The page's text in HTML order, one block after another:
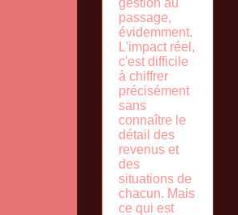
passage,
évidemment.
L'impact réel,
c'est difficile
à chiffrer
précisément
sans
connaître le
détail des
revenus et
des
situations de
chacun. Mais
ce qui est